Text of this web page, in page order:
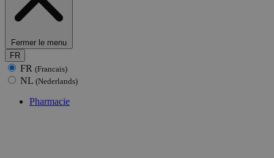
Fermer le menu
FR
FR (Francais)
NL (Nederlands)
Pharmacie